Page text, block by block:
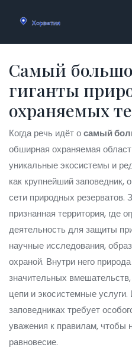
Самый
гиганты
охраняемых
Когда речь идёт осамый
обширная охраняемая
уникальные экосистемы и
как крупнейший заповедник,
сети природных резерватов.
признанная территория, где
деятельность для защиты
научные исследования,
охраной. Внутри него природа
значительных
цепи и экосистемные услуги.
заповедниках требует
уважения к правилам, чтобы
равновесие.